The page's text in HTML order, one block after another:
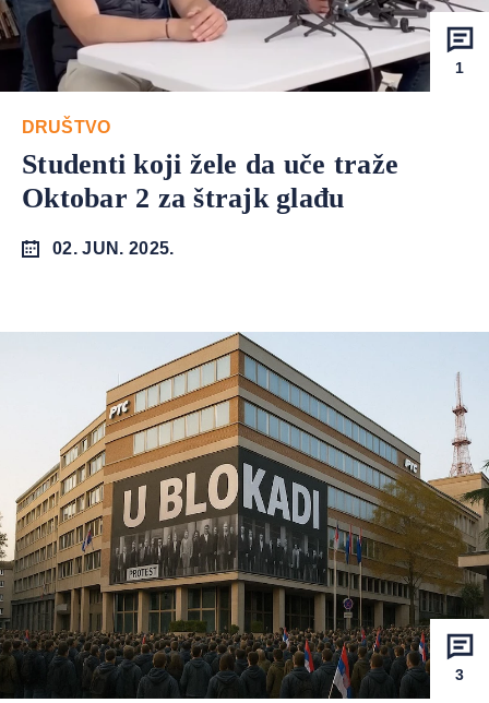
1
DRUŠTVO
Studenti koji žele da uče traže
Oktobar 2 za štrajk glađu
02. JUN. 2025.
3